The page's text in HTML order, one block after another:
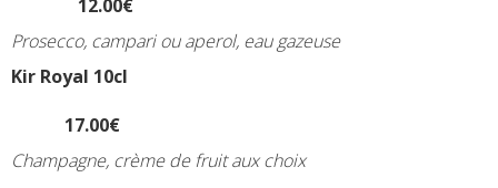
12.00€
Prosecco, campari ou aperol, eau gazeuse
Kir Royal 10cl
17.00€
Champagne, crème de fruit aux choix